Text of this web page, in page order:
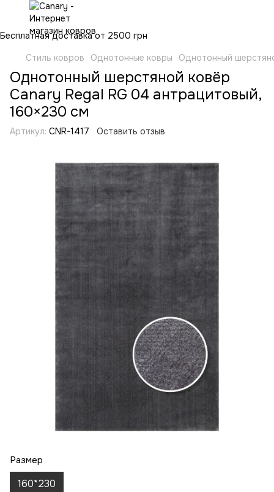
Бесплатная доставка от 2500 грн
Стиль ковров
Однотонные ковры Однотонный
Однотонный шерстяной ковёр
Canary Regal RG 04 антрацитовый,
160×230 см
Артикул: CNR-1417 Оставить отзыв
Размер
160*230